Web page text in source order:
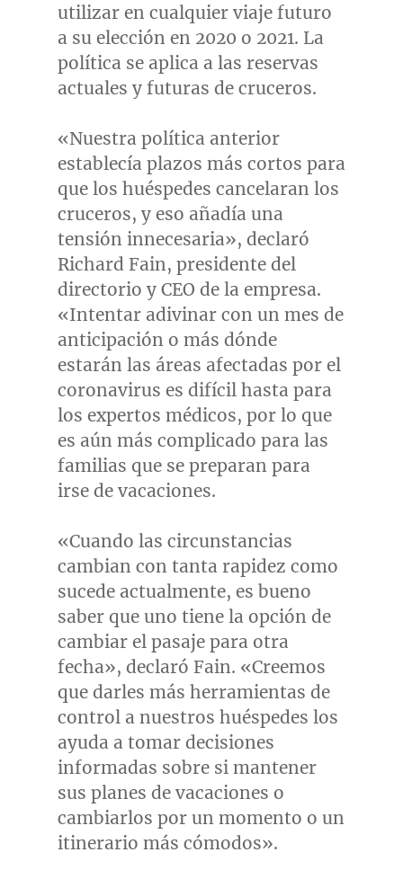
utilizar en cualquier viaje futuro
a su elección en 2020 o 2021. La
política se aplica a las reservas
actuales y futuras de cruceros.
«Nuestra política anterior
establecía plazos más cortos para
que los huéspedes cancelaran los
cruceros, y eso añadía una
tensión innecesaria», declaró
Richard Fain, presidente del
directorio y CEO de la empresa.
«Intentar adivinar con un mes de
anticipación o más dónde
estarán las áreas afectadas por el
coronavirus es difícil hasta para
los expertos médicos, por lo que
es aún más complicado para las
familias que se preparan para
irse de vacaciones.
«Cuando las circunstancias
cambian con tanta rapidez como
sucede actualmente, es bueno
saber que uno tiene la opción de
cambiar el pasaje para otra
fecha», declaró Fain. «Creemos
que darles más herramientas de
control a nuestros huéspedes los
ayuda a tomar decisiones
informadas sobre si mantener
sus planes de vacaciones o
cambiarlos por un momento o un
itinerario más cómodos».